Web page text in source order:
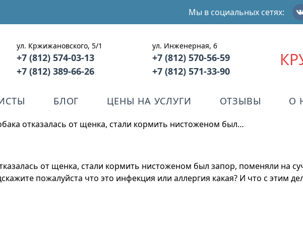
Мы в социальных сетях:
ул. Кржижановского, 5/1
+7 (812) 574-03-13
+7 (812) 389-66-26
ул. Инженерная, 6
+7 (812) 570-56-59
+7 (812) 571-33-90
БЛОГ ЦЕНЫ НА УСЛУГИ ОТЗЫВЫ О
отказалась от щенка, стали кормить нистоженом был…
от щенка, стали кормить нистоженом был запор, поменяли на
пожалуйста что это инфекция или аллергия какая? И что с этим